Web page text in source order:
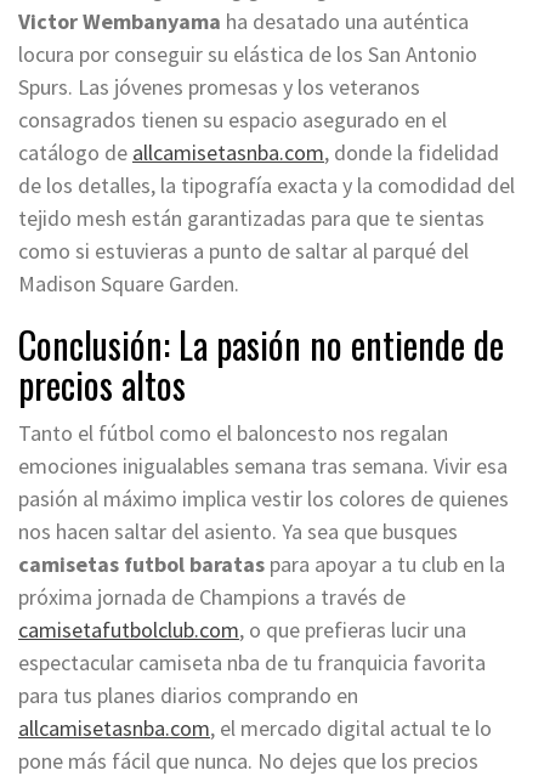
Victor Wembanyama ha desatado una auténtica
locura por conseguir su elástica de los San Antonio
Spurs. Las jóvenes promesas y los veteranos
consagrados tienen su espacio asegurado en el
catálogo de allcamisetasnba.com, donde la fidelidad
de los detalles, la tipografía exacta y la comodidad del
tejido mesh están garantizadas para que te sientas
como si estuvieras a punto de saltar al parqué del
Madison Square Garden.
Conclusión: La pasión no entiende de
precios altos
Tanto el fútbol como el baloncesto nos regalan
emociones inigualables semana tras semana. Vivir esa
pasión al máximo implica vestir los colores de quienes
nos hacen saltar del asiento. Ya sea que busques
camisetas futbol baratas para apoyar a tu club en la
próxima jornada de Champions a través de
camisetafutbolclub.com, o que prefieras lucir una
espectacular camiseta nba de tu franquicia favorita
para tus planes diarios comprando en
allcamisetasnba.com, el mercado digital actual te lo
pone más fácil que nunca. No dejes que los precios